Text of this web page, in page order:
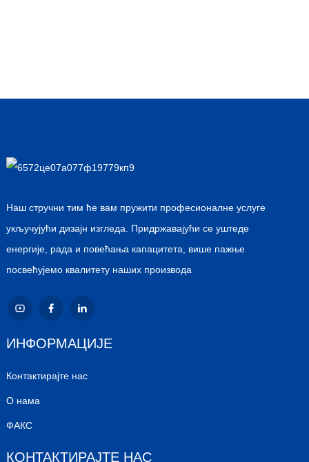
Наш стручни тим ће вам пружити професионалне услуге
укључујући дизајн изгледа. Придржавајући се уштеде
енергије, рада и повећања капацитета, више пажње
посвећујемо квалитету наших производа
ИНФОРМАЦИЈЕ
Контактирајте нас
О нама
ФАКС
КОНТАКТИРАЈТЕ НАС